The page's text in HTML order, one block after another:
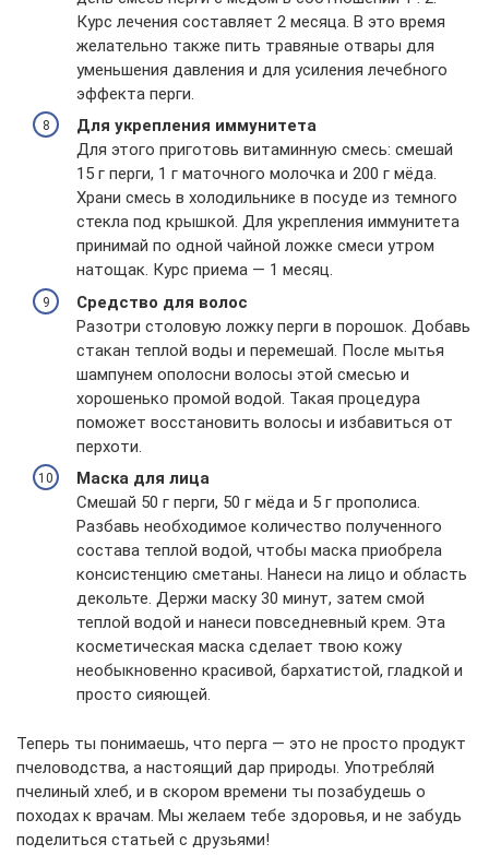
Курс лечения составляет 2 месяца. В это время
желательно также пить травяные отвары для
уменьшения давления и для усиления лечебного
эффекта перги.
Для укрепления иммунитета
Для этого приготовь витаминную смесь: смешай
15 г перги, 1 г маточного молочка и 200 г мёда.
Храни смесь в холодильнике в посуде из темного
стекла под крышкой. Для укрепления иммунитета
принимай по одной чайной ложке смеси утром
натощак. Курс приема — 1 месяц.
Средство для волос
Разотри столовую ложку перги в порошок. Добавь
стакан теплой воды и перемешай. После мытья
шампунем ополосни волосы этой смесью и
хорошенько промой водой. Такая процедура
поможет восстановить волосы и избавиться от
перхоти.
Маска для лица
Смешай 50 г перги, 50 г мёда и 5 г прополиса.
Разбавь необходимое количество полученного
состава теплой водой, чтобы маска приобрела
консистенцию сметаны. Нанеси на лицо и область
декольте. Держи маску 30 минут, затем смой
теплой водой и нанеси повседневный крем. Эта
косметическая маска сделает твою кожу
необыкновенно красивой, бархатистой, гладкой и
просто сияющей.
Теперь ты понимаешь, что перга — это не просто продукт
пчеловодства, а настоящий дар природы. Употребляй
пчелиный хлеб, и в скором времени ты позабудешь о
походах к врачам. Мы желаем тебе здоровья, и не забудь
поделиться статьей с друзьями!